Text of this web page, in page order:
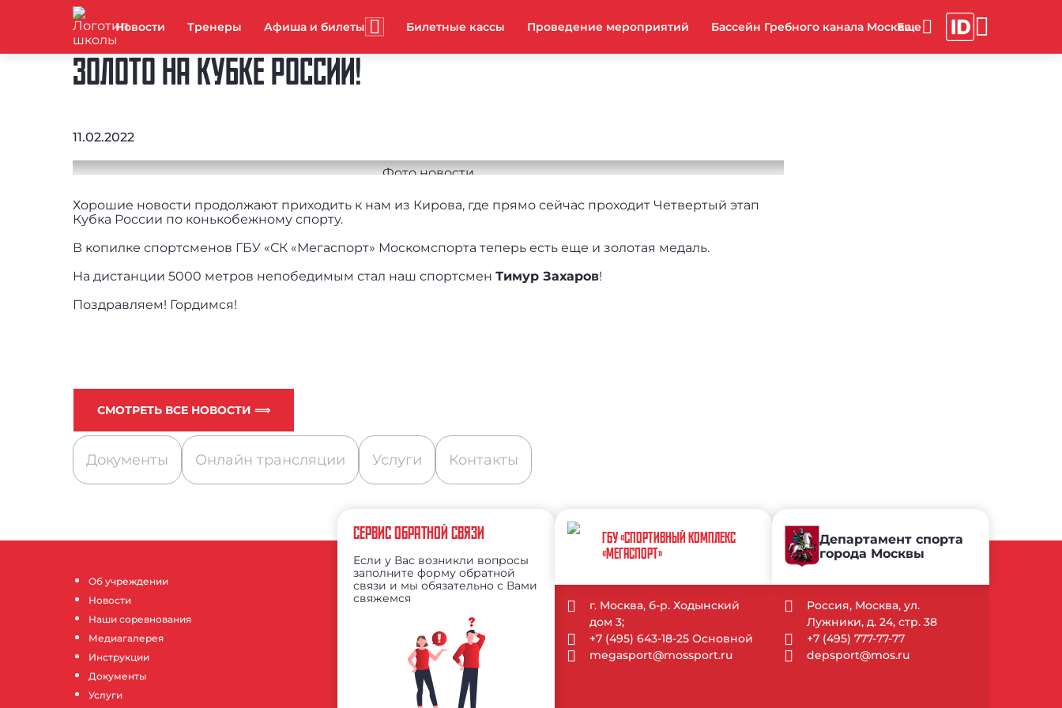
Новости Тренеры Афиша и билеты Билетные кассы Проведение мероприятий Бассейн Гребного канала Москва
ЗОЛОТО НА КУБКЕ РОССИИ!
11.02.2022
Хорошие новости продолжают приходить к нам из Кирова, где прямо сейчас проходит Четвертый этап
Кубка России по конькобежному спорту.
В копилке спортсменов ГБУ «СК «Мегаспорт» Москомспорта теперь есть еще и золотая медаль.
На дистанции 5000 метров непобедимым стал наш спортсмен Тимур Захаров!
Поздравляем! Гордимся!
СМОТРЕТЬ ВСЕ НОВОСТИ ⟹
Документы Онлайн трансляции Услуги Контакты
Об учреждении
Новости
Наши соревнования
Медиагалерея
Инструкции
Документы
Услуги
СЕРВИС ОБРАТНОЙ СВЯЗИ
Если у Вас возникли вопросы
заполните форму обратной
связи и мы обязательно с Вами
свяжемся
ГБУ «СПОРТИВНЫЙ КОМПЛЕКС
«МЕГАСПОРТ»
г. Москва, б-р. Ходынский
дом 3;
+7 (495) 643-18-25 Основной
megasport@mossport.ru
Департамент спорта
города Москвы
Россия, Москва, ул.
Лужники, д. 24, стр. 38
+7 (495) 777-77-77
depsport@mos.ru